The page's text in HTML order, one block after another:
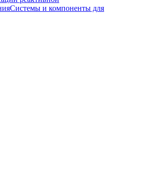
Системы и компоненты для